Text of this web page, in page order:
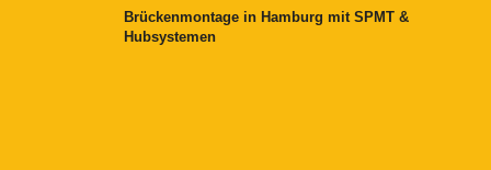
Brückenmontage in Hamburg mit SPMT &
Hubsystemen